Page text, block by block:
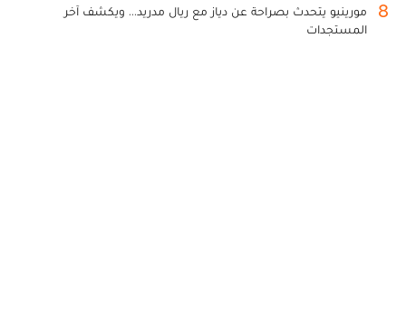
8
مورينيو يتحدث بصراحة عن دياز مع ريال مدريد... ويكشف آخر
المستجدات